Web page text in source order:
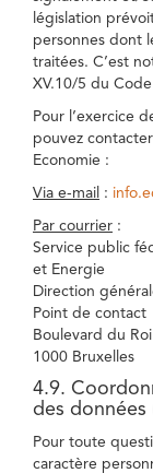
législation
personnes dont
traitées. C’est
XV.10/5 du
Pour l’exercice
pouvez
Economie :
Via e-mail :
Par courrier :
Service public
et Energie
Direction
Point de contact
Boulevard du
1000 Bruxelles
4.9.
des données
Pour toute
caractère